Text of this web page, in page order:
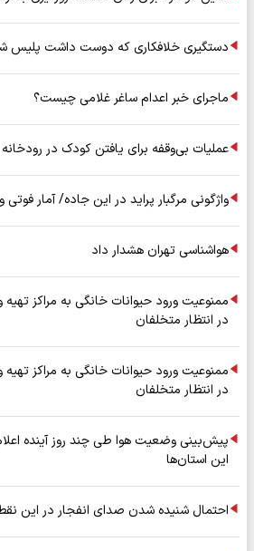
دستگیری خلافکاری که دوست داشت پلیس
ماجرای خبر اعدام ساغر غلامی چیست؟
عملیات بی‌وقفه برای یافتن کودک در رودخانه
واژگونی مرگبار پراید در این جاده/ آمار
هواشناسی تهران هشدار داد
ممنوعیت ورود حیوانات خانگی به مراکز
در انتظار متخلفان
ممنوعیت ورود حیوانات خانگی به مراکز
در انتظار متخلفان
پیش‌بینی وضعیت هوا طی چند روز آینده
این استان‌ها
احتمال شنیده شدن صدای انفجار در این